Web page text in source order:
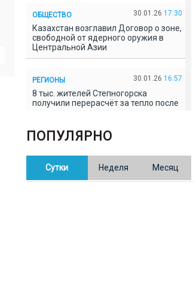
ОБЩЕСТВО 30.01.26 17:30
Казахстан возглавил Договор о зоне,
свободной от ядерного оружия в
Центральной Азии
РЕГИОНЫ 30.01.26 16:57
8 тыс. жителей Степногорска
получили перерасчёт за тепло после
В Казахстане готовят новую
редакцию Конституции: меняется
ПОПУЛЯРНО
Сутки Неделя Месяц